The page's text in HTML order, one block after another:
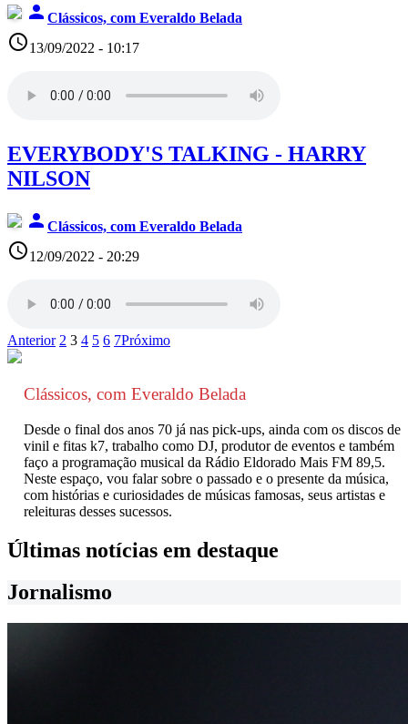
person Clássicos, com Everaldo Belada
access_time13/09/2022 - 10:17
EVERYBODY'S TALKING - HARRY
NILSON
person Clássicos, com Everaldo Belada
access_time12/09/2022 - 20:29
Anterior 2 3 4 5 6 7Próximo
Clássicos, com Everaldo Belada
Desde o final dos anos 70 já nas pick-ups, ainda com os discos de
vinil e fitas k7, trabalho como DJ, produtor de eventos e também
faço a programação musical da Rádio Eldorado Mais FM 89,5.
Neste espaço, vou falar sobre o passado e o presente da música,
com histórias e curiosidades de músicas famosas, seus artistas e
releituras desses sucessos.
Últimas notícias em destaque
Jornalismo